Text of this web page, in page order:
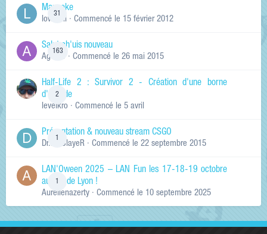
31
Manneke
lowskill · Commencé le 15 février 2012
163
Salut ch'uis nouveau
Ag0Nie · Commencé le 26 mai 2015
2
Half-Life 2 : Survivor 2 - Création d'une borne
d'arcade
levelkro · Commencé le 5 avril
Présentation & nouveau stream CSGO
Dr.KinSlayeR · Commencé le 22 septembre 2015
LAN'Oween 2025 – LAN Fun les 17-18-19 octobre
au sud de Lyon !
Aurelienazerty · Commencé le 10 septembre 2025